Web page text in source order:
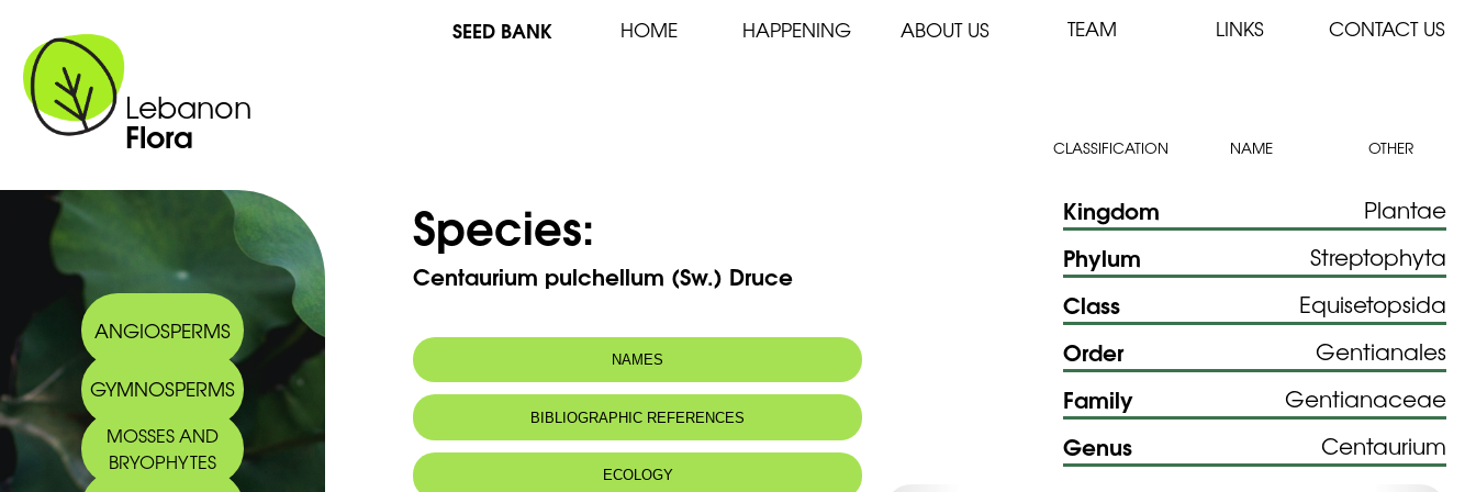
Lebanon
Flora
SEED BANK HOME HAPPENING ABOUT US TEAM LINKS CONTACT US
CLASSIFICATION NAME OTHER
ANGIOSPERMS
GYMNOSPERMS
MOSSES AND
BRYOPHYTES
Species:
Centaurium pulchellum (Sw.) Druce
NAMES
Common name: Petite-centaurée gracieusePretty
centaury
قنطريون قتيبة
BIBLIOGRAPHIC REFERENCES
ECOLOGY
Kingdom Plantae
Phylum Streptophyta
Class Equisetopsida
Order Gentianales
Family Gentianaceae
Genus Centaurium